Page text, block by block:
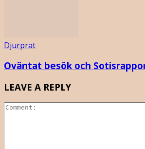
Djurprat
Oväntat besök och
LEAVE A REPLY